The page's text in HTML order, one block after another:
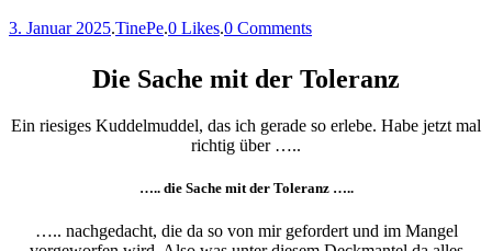
3. Januar 2025.TinePe.0 Likes.0 Comments
Die Sache mit der Toleranz
Ein riesiges Kuddelmuddel, das ich gerade so erlebe. Habe jetzt mal
richtig über …..
….. die Sache mit der Toleranz …..
….. nachgedacht, die da so von mir gefordert und im Mangel